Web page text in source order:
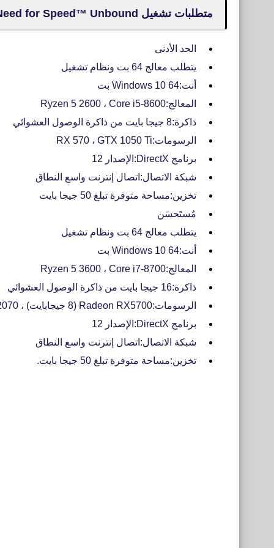
متطلبات تشغيل Need for Speed™ Unbound
الحد الأدنى
يتطلب معالج 64 بت ونظام تشغيل
أنت:Windows 10 64 بت
المعالج:Ryzen 5 2600 ، Core i5-8600
ذاكرة:8 جيجا بايت من ذاكرة الوصول العشوائي
الرسومات:RX 570 ، GTX 1050 Ti
برنامج DirectX:الإصدار 12
شبكة الاتصال:اتصال إنترنت واسع النطاق
تخزين:مساحة متوفرة تبلغ 50 جيجا بايت
مُستَحسَن
يتطلب معالج 64 بت ونظام تشغيل
أنت:Windows 10 64 بت
المعالج:Ryzen 5 3600 ، Core i7-8700
ذاكرة:16 جيجا بايت من ذاكرة الوصول العشوائي
الرسومات:Radeon RX5700 (8 جيجابايت) ، GeForce RTX 2070 (8 جيجابايت)
برنامج DirectX:الإصدار 12
شبكة الاتصال:اتصال إنترنت واسع النطاق
تخزين:مساحة متوفرة تبلغ 50 جيجا بايت.